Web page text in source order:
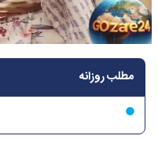
مطلب روزانه